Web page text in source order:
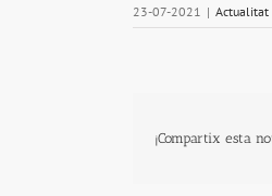
23-07-2021 | Actualitat
¡Compartix esta